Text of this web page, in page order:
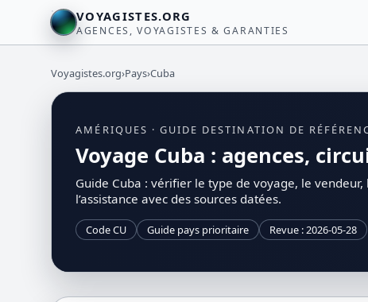
VOYAGISTES.ORG
AGENCES, VOYAGISTES & GARANTIES
Voyagistes.org›Pays›Cuba
AMÉRIQUES · GUIDE DESTINATION DE
Voyage Cuba : agences,
Guide Cuba : vérifier le type de voyage, le
l’assistance avec des sources datées.
Code CU Guide pays prioritaire Revue : 2026-05-28